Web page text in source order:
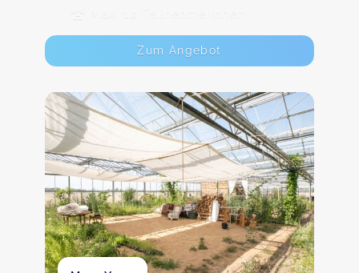
Max. 10 TeilnehmerInnen
Zum Angebot